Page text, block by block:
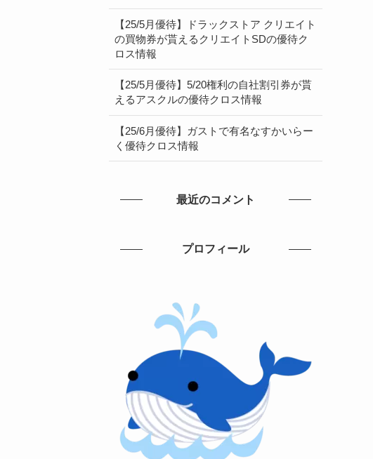
【25/5月優待】ドラックストア クリエイト
の買物券が貰えるクリエイトSDの優待ク
ロス情報
【25/5月優待】5/20権利の自社割引券が貰
えるアスクルの優待クロス情報
【25/6月優待】ガストで有名なすかいらー
く優待クロス情報
最近のコメント
プロフィール